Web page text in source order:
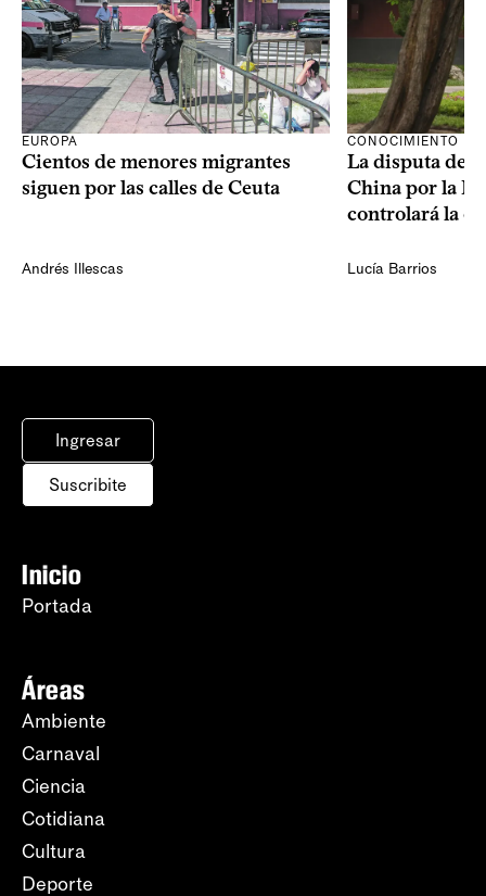
EUROPA
Cientos de menores migrantes
siguen por las calles de Ceuta
Andrés Illescas
CONOCIMIENTO
La disputa de
China por la
controlará la
Lucía Barrios
Ingresar
Suscribite
Inicio
Portada
Áreas
Ambiente
Carnaval
Ciencia
Cotidiana
Cultura
Deporte